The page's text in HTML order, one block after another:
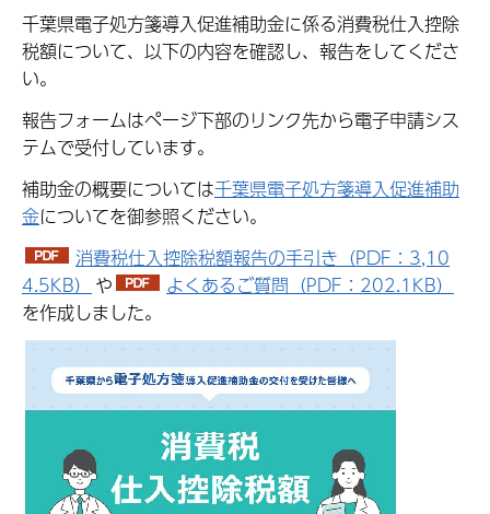
千葉県電子処方箋導入促進補助金に係る消費税仕入控除
税額について、以下の内容を確認し、報告をしてくださ
い。
報告フォームはページ下部のリンク先から電子申請シス
テムで受付しています。
補助金の概要については千葉県電子処方箋導入促進補助
金についてを御参照ください。
消費税仕入控除税額報告の手引き（PDF：3,10
4.5KB） や
よくあるご質問（PDF：202.1KB）
を作成しました。